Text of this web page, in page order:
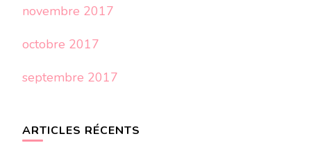
novembre 2017
octobre 2017
septembre 2017
ARTICLES RÉCENTS